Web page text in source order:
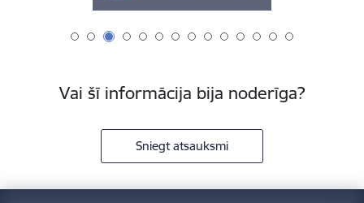
Vai šī informācija bija noderīga?
Sniegt atsauksmi